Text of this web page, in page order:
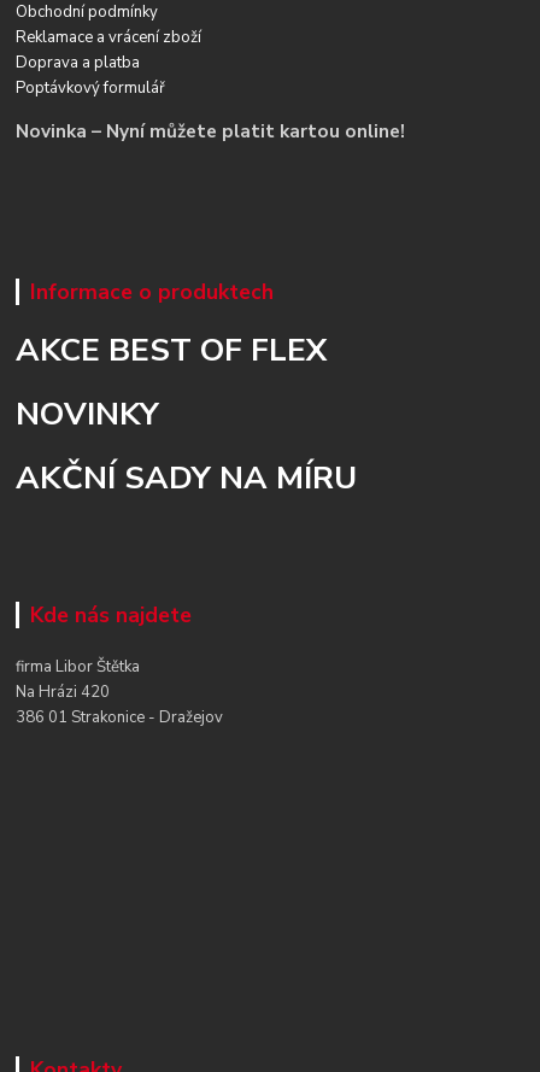
Obchodní podmínky
Reklamace a vrácení zboží
Doprava a platba
Poptávkový formulář
Novinka – Nyní můžete platit kartou online!
Informace o produktech
AKCE BEST OF FLEX
NOVINKY
AKČNÍ SADY NA MÍRU
Kde nás najdete
firma Libor Štětka
Na Hrázi 420
386 01 Strakonice - Dražejov